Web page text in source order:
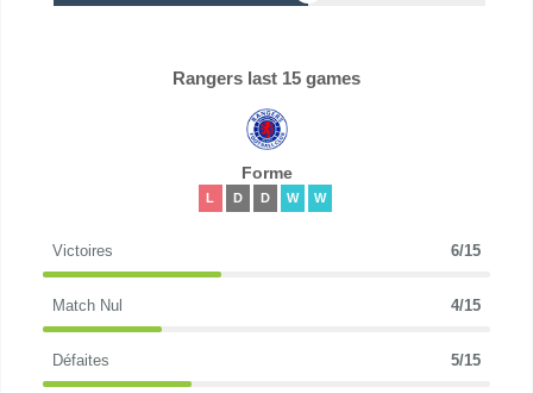
Rangers last 15 games
Forme
L D D W W
Victoires 6/15
Match Nul 4/15
Défaites 5/15